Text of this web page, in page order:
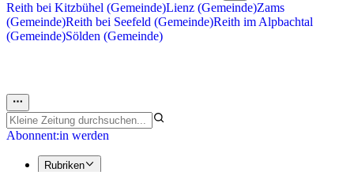
Reith bei Kitzbühel (Gemeinde)Lienz (Gemeinde)Zams
(Gemeinde)Reith bei Seefeld (Gemeinde)Reith im Alpbachtal
(Gemeinde)Sölden (Gemeinde)
Abonnent:in werden
Rubriken